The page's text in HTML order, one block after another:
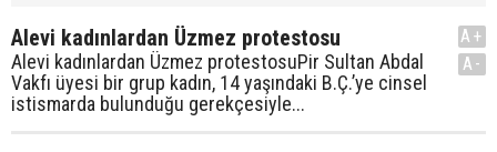
Alevi kadınlardan Üzmez protestosu
Alevi kadınlardan Üzmez protestosuPir Sultan Abdal
Vakfı üyesi bir grup kadın, 14 yaşındaki B.Ç.’ye cinsel
istismarda bulunduğu gerekçesiyle...
A+
A-